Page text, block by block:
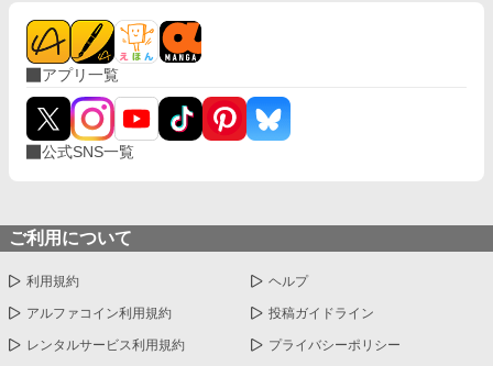
アプリ一覧
公式SNS一覧
ご利用について
利用規約 ヘルプ
アルファコイン利用規約 投稿ガイドライン
レンタルサービス利用規約 プライバシーポリシー